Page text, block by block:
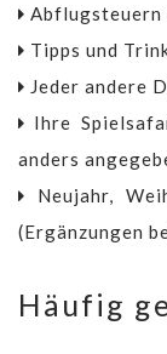
Abflugsteuern
Tipps und
Jeder andere
Ihre
anders
Neujahr,
(Ergänzungen
Häufig